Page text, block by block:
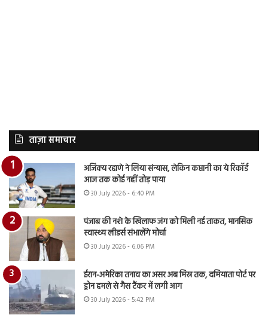
ताज़ा समाचार
अजिंक्य रहाणे ने लिया संन्यास, लेकिन कप्तानी का ये रिकॉर्ड
आज तक कोई नहीं तोड़ पाया
30 July 2026 - 6:40 PM
पंजाब की नशे के खिलाफ जंग को मिली नई ताकत, मानसिक
स्वास्थ्य लीडर्स संभालेंगे मोर्चा
30 July 2026 - 6:06 PM
ईरान-अमेरिका तनाव का असर अब मिस्र तक, दमियाता पोर्ट पर
ड्रोन हमले से गैस टैंकर में लगी आग
30 July 2026 - 5:42 PM